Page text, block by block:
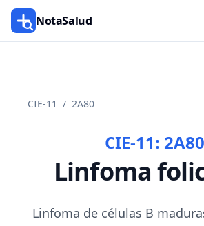
NotaSalud
CIE-11 / 2A80
CIE-11: 2A80
Linfoma
Linfoma de células B